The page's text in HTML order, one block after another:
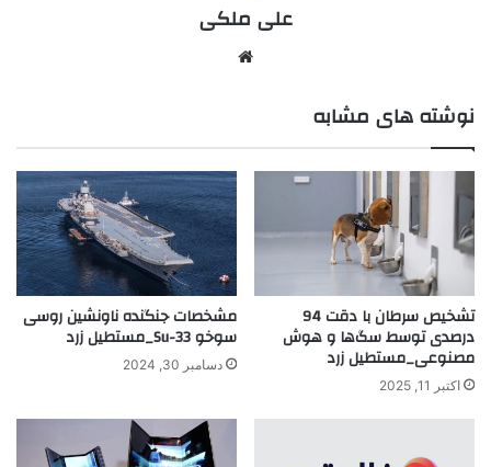
علی ملکی
نوشته های مشابه
تشخیص سرطان با دقت 94
درصدی توسط سگ‌ها و هوش
مصنوعی_مستطیل زرد
اکتبر 11, 2025
مشخصات جنگنده ناونشین روسی
سوخو Su-33_مستطیل زرد
دسامبر 30, 2024